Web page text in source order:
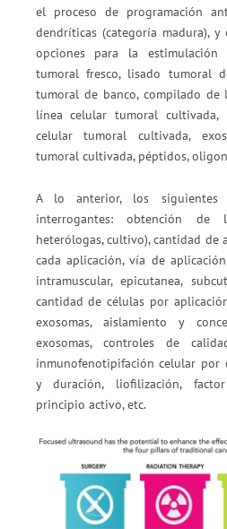
el proceso de programación
dendríticas (categoría madura),
opciones para la estimulación
tumoral fresco, lisado tumoral
tumoral de banco, compilado de
línea celular tumoral
celular tumoral cultivada,
tumoral cultivada, péptidos,
A lo anterior, los siguientes
interrogantes: obtención de
heterólogas, cultivo), cantidad de
cada aplicación, vía de
intramuscular, epicutanea,
cantidad de células por
exosomas, aislamiento y
exosomas, controles de
inmunofenotipifación celular por
y duración, liofilización,
principio activo, etc.